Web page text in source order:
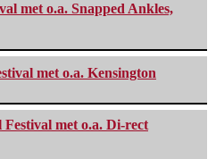
met o.a. Snapped Ankles,
met o.a. Kensington
met o.a. Di-rect